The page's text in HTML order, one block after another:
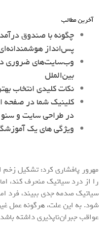
آخرین مطالب
چگونه با صندوق
پس‌انداز
وب‌سایت‌های ضروری
بین‌الملل
نکات کلیدی انتخاب
کلینیک شما در
در طراحی سایت و
ویژگی های یک
مهرور پافشاری کرد: تشکیل زخم
را از درد سیاتیک منحرف کند،
سیاتیک صدمه جدی ببیند، فرد
شود. به این علت، هرگونه عمل
عواقب جبران‌ناپذیری داشته